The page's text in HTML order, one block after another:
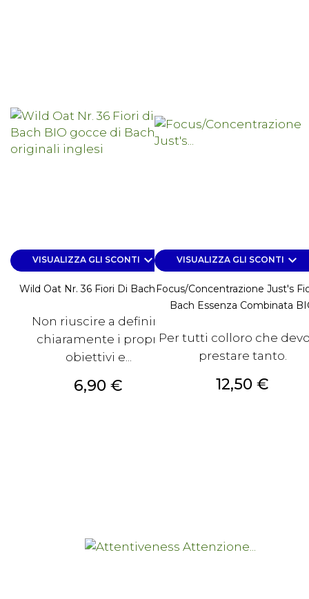
VISUALIZZA GLI SCONTI keyboard_arrow_down
Wild Oat Nr. 36 Fiori Di Bach BIO
Non riuscire a definire
chiaramente i propri
obiettivi e...
Prezzo
6,90 €
VISUALIZZA GLI SCONTI keyboard_arrow_down
Focus/Concentrazione Just's
Bach Essenza Combinata
Per tutti colloro che
prestare tanto.
Prezzo
12,50 €